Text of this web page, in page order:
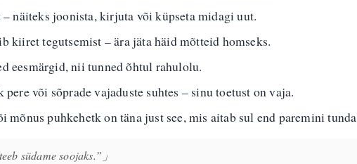
näiteks joonista, kirjuta või küpseta midagi uut.
kiiret tegutsemist – ära jäta häid mõtteid homseks.
eesmärgid, nii tunned õhtul rahulolu.
või sõprade vajaduste suhtes – sinu toetust on vaja.
puhkehetk on täna just see, mis aitab sul end paremini tunda
südame soojaks.”」